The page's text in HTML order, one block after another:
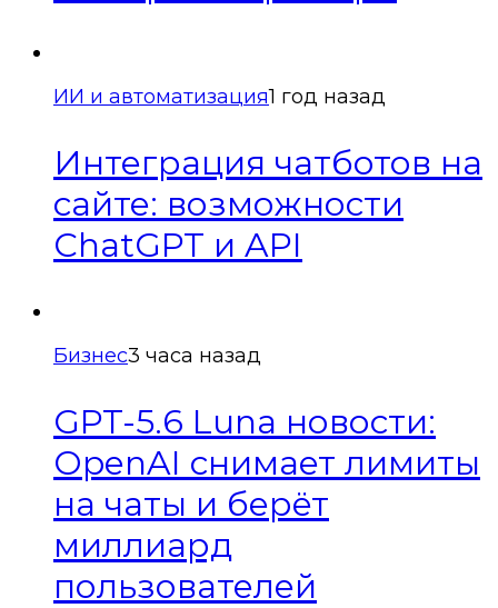
ИИ и автоматизация1 год назад
Интеграция чатботов на
сайте: возможности
ChatGPT и API
Бизнес3 часа назад
GPT-5.6 Luna новости:
OpenAI снимает лимиты
на чаты и берёт
миллиард
пользователей